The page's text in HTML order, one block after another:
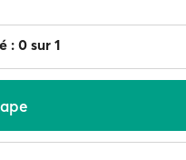
: 0 sur 1